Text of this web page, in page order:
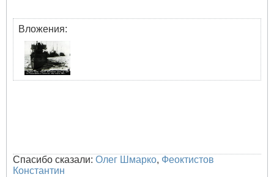
Вложения:
Спасибо сказали: Олег Шмарко, Феоктистов
Константин